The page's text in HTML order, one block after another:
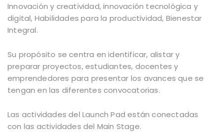
Innovación y creatividad, innovación tecnológica y
digital, Habilidades para la productividad, Bienestar
Integral.
Su propósito se centra en identificar, alistar y
preparar proyectos, estudiantes, docentes y
emprendedores para presentar los avances que se
tengan en las diferentes convocatorias.
Las actividades del Launch Pad están conectadas
con las actividades del Main Stage.